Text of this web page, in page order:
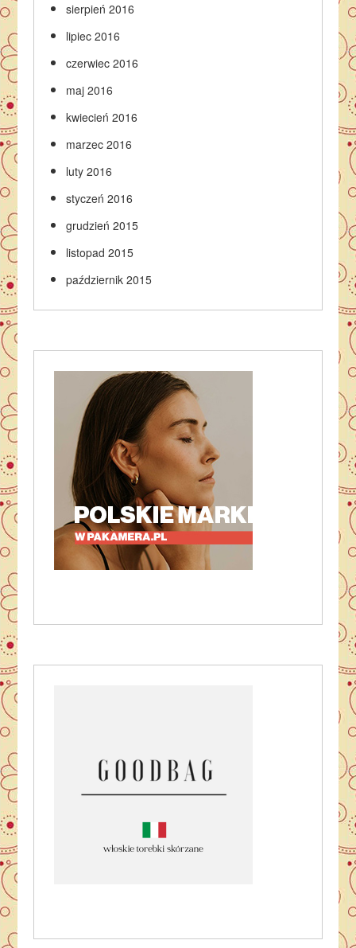
sierpień 2016
lipiec 2016
czerwiec 2016
maj 2016
kwiecień 2016
marzec 2016
luty 2016
styczeń 2016
grudzień 2015
listopad 2015
październik 2015